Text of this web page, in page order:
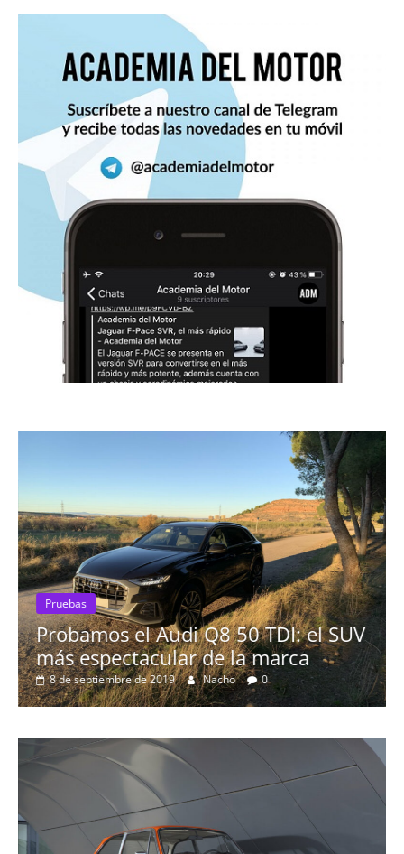
el SUV
Pruebas
El Seat León 1.6 TDI 115cv a
16 de agosto de 2019 mospotter84 0